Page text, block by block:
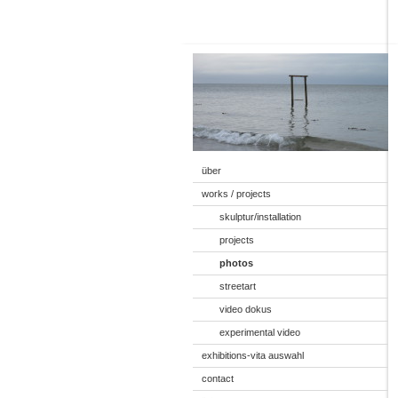
über
works / projects
skulptur/installation
projects
photos
streetart
video dokus
experimental video
exhibitions-vita auswahl
contact